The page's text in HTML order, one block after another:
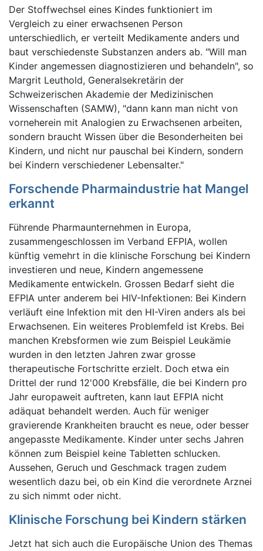
Der Stoffwechsel eines Kindes funktioniert im
Vergleich zu einer erwachsenen Person
unterschiedlich, er verteilt Medikamente anders und
baut verschiedenste Substanzen anders ab. "Will man
Kinder angemessen diagnostizieren und behandeln", so
Margrit Leuthold, Generalsekretärin der
Schweizerischen Akademie der Medizinischen
Wissenschaften (SAMW), "dann kann man nicht von
vorneherein mit Analogien zu Erwachsenen arbeiten,
sondern braucht Wissen über die Besonderheiten bei
Kindern, und nicht nur pauschal bei Kindern, sondern
bei Kindern verschiedener Lebensalter."
Forschende Pharmaindustrie hat Mangel
erkannt
Führende Pharmaunternehmen in Europa,
zusammengeschlossen im Verband EFPIA, wollen
künftig vemehrt in die klinische Forschung bei Kindern
investieren und neue, Kindern angemessene
Medikamente entwickeln. Grossen Bedarf sieht die
EFPIA unter anderem bei HIV-Infektionen: Bei Kindern
verläuft eine Infektion mit den HI-Viren anders als bei
Erwachsenen. Ein weiteres Problemfeld ist Krebs. Bei
manchen Krebsformen wie zum Beispiel Leukämie
wurden in den letzten Jahren zwar grosse
therapeutische Fortschritte erzielt. Doch etwa ein
Drittel der rund 12'000 Krebsfälle, die bei Kindern pro
Jahr europaweit auftreten, kann laut EFPIA nicht
adäquat behandelt werden. Auch für weniger
gravierende Krankheiten braucht es neue, oder besser
angepasste Medikamente. Kinder unter sechs Jahren
können zum Beispiel keine Tabletten schlucken.
Aussehen, Geruch und Geschmack tragen zudem
wesentlich dazu bei, ob ein Kind die verordnete Arznei
zu sich nimmt oder nicht.
Klinische Forschung bei Kindern stärken
Jetzt hat sich auch die Europäische Union des Themas